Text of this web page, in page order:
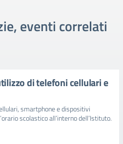
eventi correlati
di telefoni cellulari e
smartphone e dispositivi
scolastico all’interno dell’Istituto.